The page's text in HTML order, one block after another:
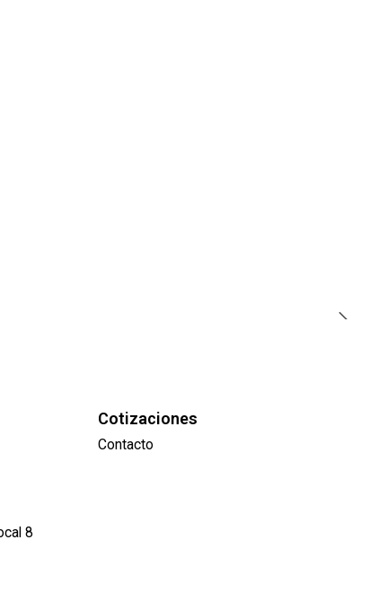
8
Cotizaciones
Contacto